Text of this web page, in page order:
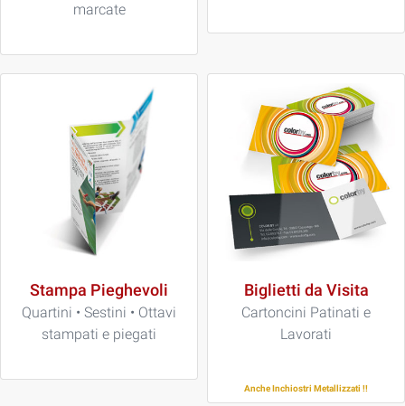
marcate
Stampa Pieghevoli
Quartini • Sestini • Ottavi
stampati e piegati
Biglietti da Visita
Cartoncini Patinati e
Lavorati
Anche Inchiostri Metallizzati !!